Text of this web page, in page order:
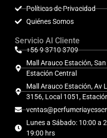
Políticas de Privacidad
Quiénes Somos
Servicio Al Cliente
+56 9 3710 3709
Mall Arauco Estación,
Estación Central
Mall Arauco Estación, Av
3156, Local 1051,
Lunes a Sábado: 10:00 a
19:00 hrs